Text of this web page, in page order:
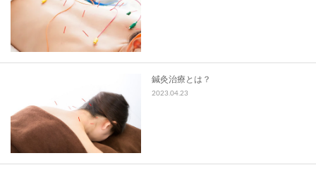
鍼灸治療とは？
2023.04.23